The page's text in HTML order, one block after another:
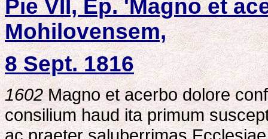
Pie VII, Ep. 'Magno et
Mohilovensem,
8 Sept. 1816
1602Magno et acerbo dolore
consilium haud ita primum
ac praeter saluberrimas